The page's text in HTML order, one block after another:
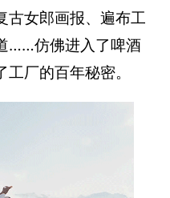
古女郎画报、遍布工
……仿佛进入了啤酒
厂的百年秘密。